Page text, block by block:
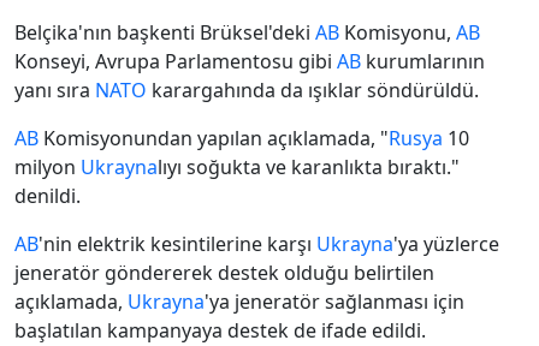
Belçika'nın başkenti Brüksel'deki AB Komisyonu, AB
Konseyi, Avrupa Parlamentosu gibi AB kurumlarının
yanı sıra NATO karargahında da ışıklar söndürüldü.
AB Komisyonundan yapılan açıklamada, "Rusya 10
milyon Ukraynalıyı soğukta ve karanlıkta bıraktı."
denildi.
AB'nin elektrik kesintilerine karşı Ukrayna'ya yüzlerce
jeneratör göndererek destek olduğu belirtilen
açıklamada, Ukrayna'ya jeneratör sağlanması için
başlatılan kampanyaya destek de ifade edildi.